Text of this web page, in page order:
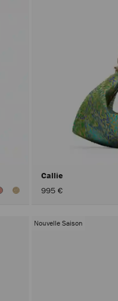
Callie
995 €
Nouvelle Saison